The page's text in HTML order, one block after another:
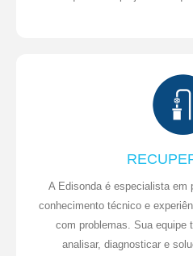
A Edisonda é especialista em
conhecimento técnico e
com problemas. Sua equipe
analisar, diagnosticar e